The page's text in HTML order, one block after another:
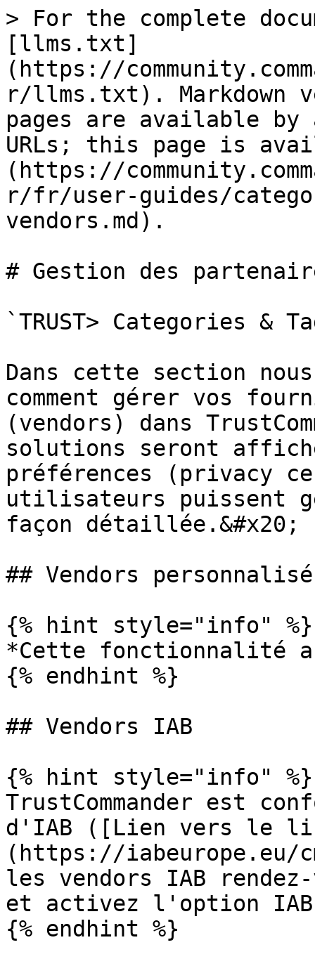
> For the complete
[llms.txt]
(https://
r/llms.txt). Markdown
pages are available by
URLs; this page is
(https://
r/fr/user-guides/
vendors.md).
# Gestion des
`TRUST> Categories &
Dans cette section
comment gérer vos
(vendors) dans
solutions seront
préférences (privacy
utilisateurs puissent
façon détaillée.&#x20;
## Vendors
{% hint style="info" %}
*Cette fonctionnalité
{% endhint %}
## Vendors IAB
{% hint style="info" %}
TrustCommander est
d'IAB ([Lien vers le
(https://
les vendors IAB rendez-
et activez l'option
{% endhint %}